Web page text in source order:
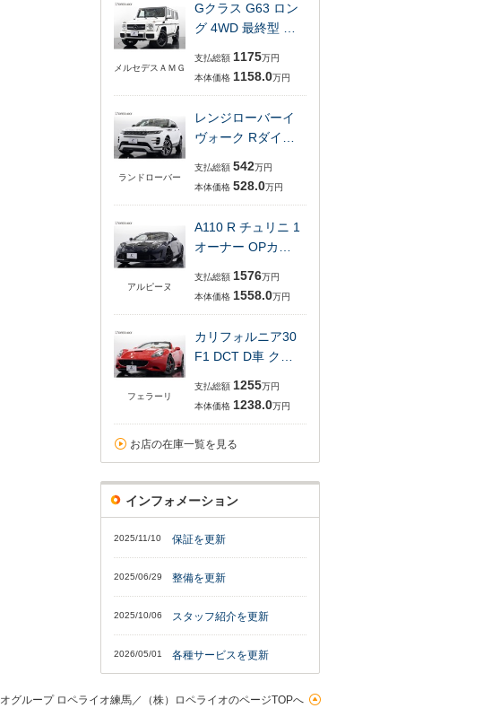
メルセデスＡＭＧ
Gクラス G63 ロン
グ 4WD 最終型 …
支払総額 1175万円
本体価格 1158.0万円
ランドローバー
レンジローバーイ
ヴォーク Rダイ…
支払総額 542万円
本体価格 528.0万円
アルピーヌ
A110 R チュリニ 1
オーナー OPカ…
支払総額 1576万円
本体価格 1558.0万円
フェラーリ
カリフォルニア30
F1 DCT D車 ク…
支払総額 1255万円
本体価格 1238.0万円
お店の在庫一覧を見る
インフォメーション
2025/11/10 保証を更新
2025/06/29 整備を更新
2025/10/06 スタッフ紹介を更新
2026/05/01 各種サービスを更新
グループ ロペライオ練馬／（株）ロペライオのページTOPへ